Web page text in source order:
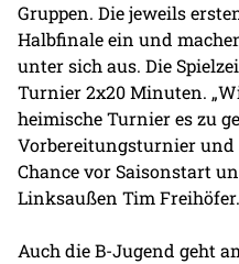
Gruppen. Die jeweils
Halbfinale ein und
unter sich aus. Die
Turnier 2x20 Minuten.
heimische Turnier es zu
Vorbereitungsturnier und
Chance vor Saisonstart
Linksaußen Tim Freihöfer.
Auch die B-Jugend geht